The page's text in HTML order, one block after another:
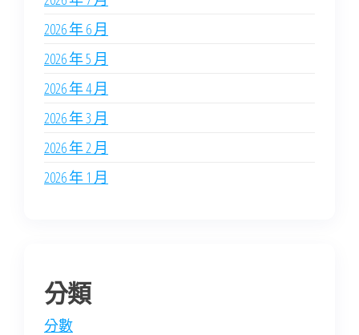
2026 年 6 月
2026 年 5 月
2026 年 4 月
2026 年 3 月
2026 年 2 月
2026 年 1 月
分類
分數